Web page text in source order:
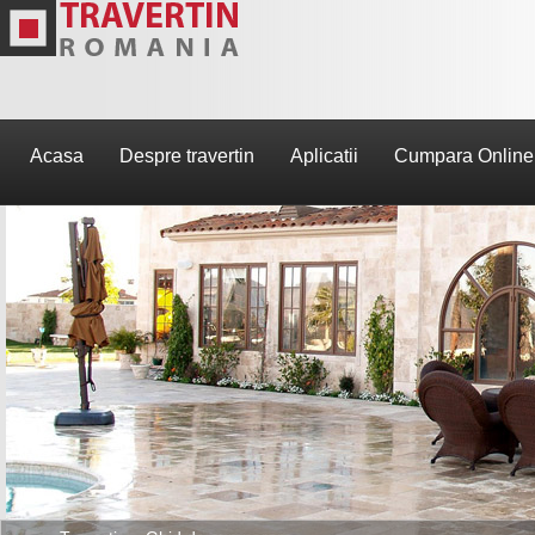
Acasa Despre travertin Aplicatii Cumpara Online